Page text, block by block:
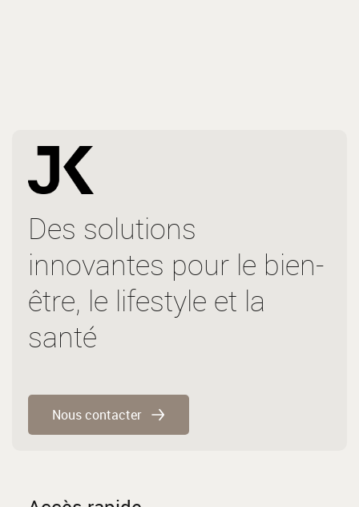
Des solutions
innovantes pour le bien-
être, le lifestyle et la
santé
Nous contacter